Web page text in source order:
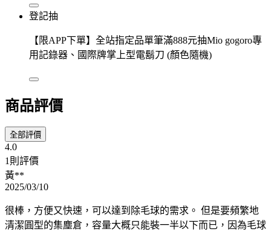
登記抽
【限APP下單】全站指定品單筆滿888元抽Mio gogoro專
用記錄器、國際牌掌上型電鬍刀 (顏色隨機)
商品評價
全部評價
4.0
1則評價
黃**
2025/03/10
很棒，方便又快速，可以達到除毛球的需求。 但是要頻繁地
清潔圓型的集塵倉，容量大概只能裝一半以下而已，因為毛球